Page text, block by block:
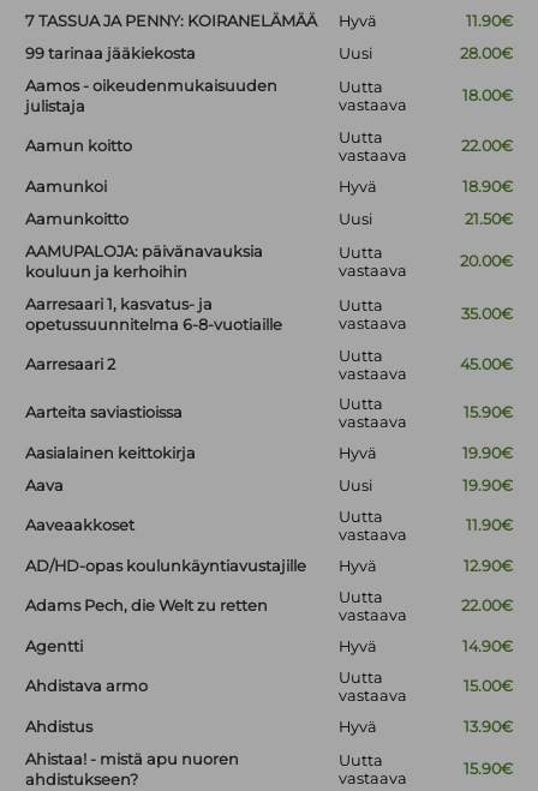
7 TASSUA JA PENNY: KOIRANELÄMÄÄ Hyvä
11.90€
99 tarinaa jääkiekosta
Uusi
28.00€
Aamos - oikeudenmukaisuuden
julistaja
Uutta
vastaava
18.00€
Aamun koitto
Uutta
vastaava
22.00€
Aamunkoi Hyvä
18.90€
Aamunkoitto
Uusi
21.50€
AAMUPALOJA: päivänavauksia
kouluun ja kerhoihin
Uutta
vastaava
20.00€
Aarresaari 1, kasvatus- ja
opetussuunnitelma 6-8-vuotiaille
Uutta
vastaava
35.00€
Aarresaari 2
Uutta
vastaava
45.00€
Aarteita saviastioissa
Uutta
vastaava
15.90€
Aasialainen keittokirja Hyvä
19.90€
Aava
Uusi 19.90€
Aaveaakkoset
Uutta
vastaava
11.90€
AD/HD-opas koulunkäyntiavustajille Hyvä 12.90€
Adams Pech, die Welt zu retten
Uutta
vastaava
22.00€
Agentti Hyvä 14.90€
Ahdistava armo
Uutta
vastaava
15.00€
Ahdistus Hyvä
13.90€
Ahistaa! - mistä apu nuoren
ahdistukseen?
Uutta
vastaava
15.90€